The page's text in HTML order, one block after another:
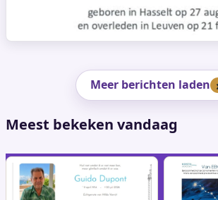
Meer berichten laden
Meest bekeken vandaag